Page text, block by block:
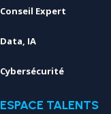
Conseil Expert
Data, IA
Cybersécurité
ESPACE TALENTS